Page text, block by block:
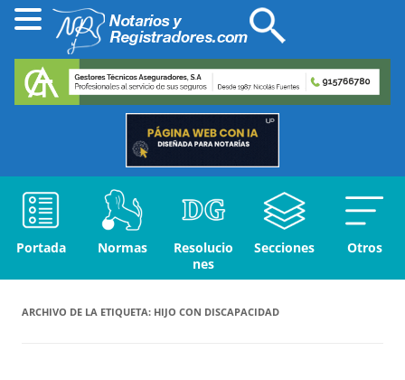
Portada Normas
Resolucio
nes
Secciones Otros
ARCHIVO DE LA ETIQUETA: HIJO CON DISCAPACIDAD